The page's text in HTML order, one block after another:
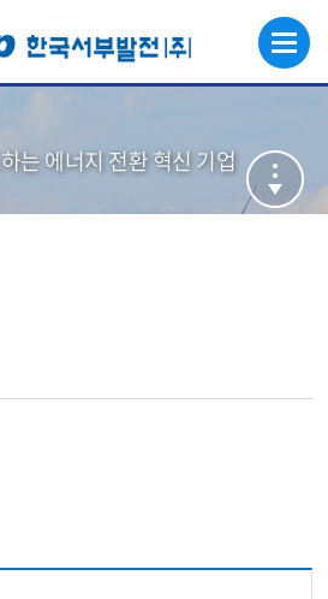
는 에너지 전환 혁신 기업